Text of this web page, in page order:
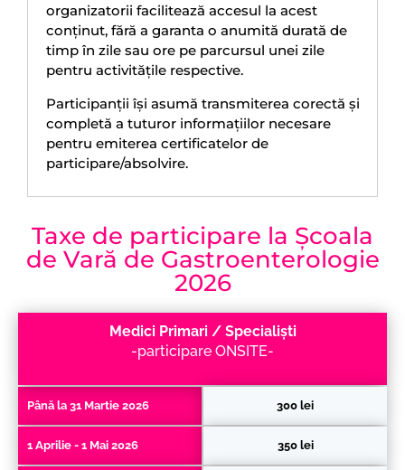
organizatorii facilitează accesul la acest
conținut, fără a garanta o anumită durată de
timp în zile sau ore pe parcursul unei zile
pentru activitățile respective.
Participanții îşi asumă transmiterea corectă şi
completă a tuturor informațiilor necesare
pentru emiterea certificatelor de
participare/absolvire.
Taxe de participare la Școala
de Vară de Gastroenterologie
2026
Până la 31 Martie 2026
1 Aprilie - 1 Mai 2026
Medici Primari / Specialiști
-participare ONSITE-
300 lei
350 lei